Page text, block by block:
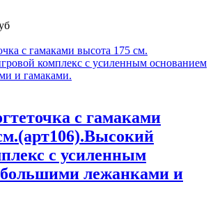
с гамаками
с усиленным
большими лежанками и